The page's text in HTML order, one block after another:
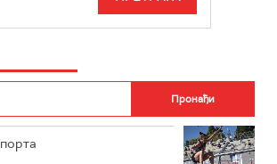
РАДИО РОКЕНРОЛЕР
ИНФО